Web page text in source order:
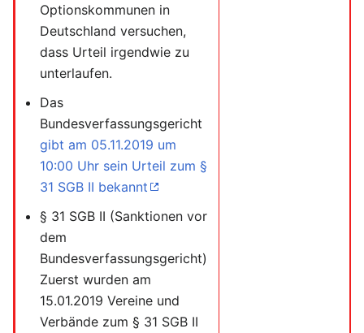
Optionskommunen in
Deutschland versuchen,
dass Urteil irgendwie zu
unterlaufen.
Das
Bundesverfassungsgericht
gibt am 05.11.2019 um
10:00 Uhr sein Urteil zum §
31 SGB II bekannt
§ 31 SGB II (Sanktionen vor
dem
Bundesverfassungsgericht)
Zuerst wurden am
15.01.2019 Vereine und
Verbände zum § 31 SGB II